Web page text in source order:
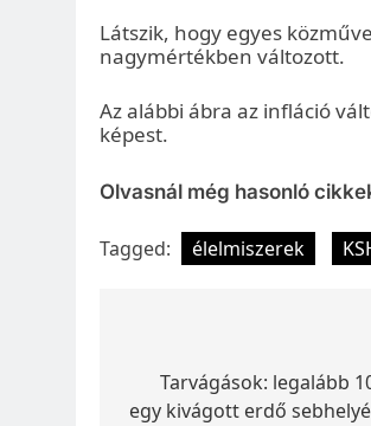
Látszik, hogy egyes
nagymértékben változott.
Az alábbi ábra az infláció
képest.
Olvasnál még hasonló
Tagged: élelmiszerek
navigáció
Tarvágások: legalább
egy kivágott erdő